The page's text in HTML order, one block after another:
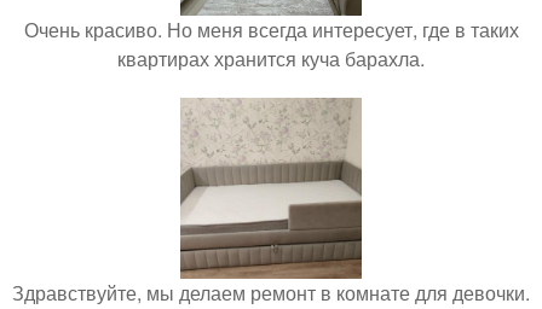
Очень красиво. Но меня всегда интересует, где в таких
квартирах хранится куча барахла.
Здравствуйте, мы делаем ремонт в комнате для девочки.